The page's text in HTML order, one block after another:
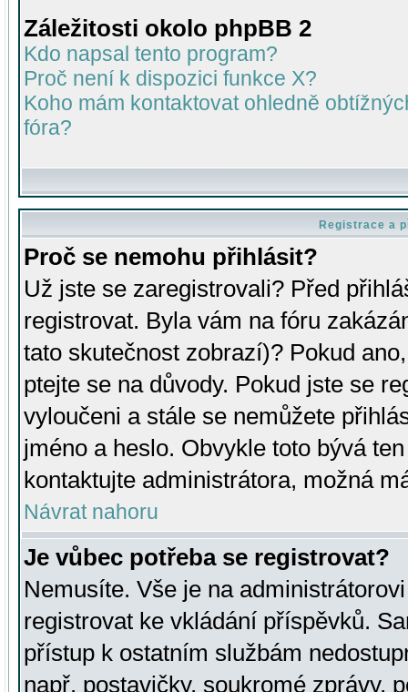
Záležitosti okolo phpBB 2
Kdo napsal tento program?
Proč není k dispozici funkce X?
Koho mám kontaktovat ohledně
fóra?
Registrace a
Proč se nemohu přihlásit?
Už jste se zaregistrovali? Před
registrovat. Byla vám na fóru
tato skutečnost zobrazí)? Pokud
ptejte se na důvody. Pokud jste se
vyloučeni a stále se nemůžete
jméno a heslo. Obvykle toto bývá
kontaktujte administrátora, možná
Návrat nahoru
Je vůbec potřeba se registrovat?
Nemusíte. Vše je na
registrovat ke vkládání příspěvků.
přístup k ostatním službám
např. postavičky, soukromé zprávy,